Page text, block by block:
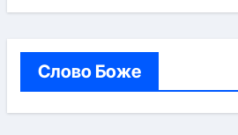
Слово Боже